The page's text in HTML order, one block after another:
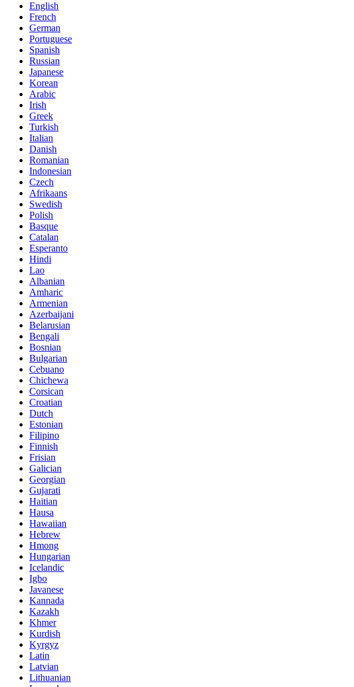
English
French
German
Portuguese
Spanish
Russian
Japanese
Korean
Arabic
Irish
Greek
Turkish
Italian
Danish
Romanian
Indonesian
Czech
Afrikaans
Swedish
Polish
Basque
Catalan
Esperanto
Hindi
Lao
Albanian
Amharic
Armenian
Azerbaijani
Belarusian
Bengali
Bosnian
Bulgarian
Cebuano
Chichewa
Corsican
Croatian
Dutch
Estonian
Filipino
Finnish
Frisian
Galician
Georgian
Gujarati
Haitian
Hausa
Hawaiian
Hebrew
Hmong
Hungarian
Icelandic
Igbo
Javanese
Kannada
Kazakh
Khmer
Kurdish
Kyrgyz
Latin
Latvian
Lithuanian